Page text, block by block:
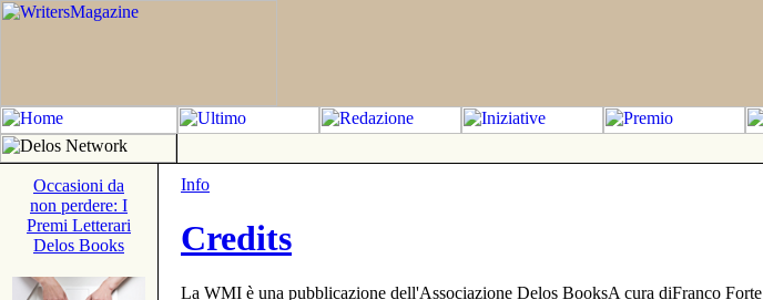
Occasioni da
non perdere: I
Premi Letterari
Delos Books
Info
Credits
La WMI è una pubblicazione dell'Associazione Delos BooksA cura diFranco Forte